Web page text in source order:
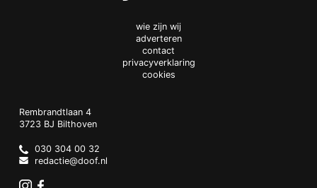
wie zijn wij
adverteren
contact
privacyverklaring
cookies
Doof.nl
work
Rembrandtlaan 4
3723 BJ Bilthoven
Netherlands
030 304 00 32
redactie@doof.nl